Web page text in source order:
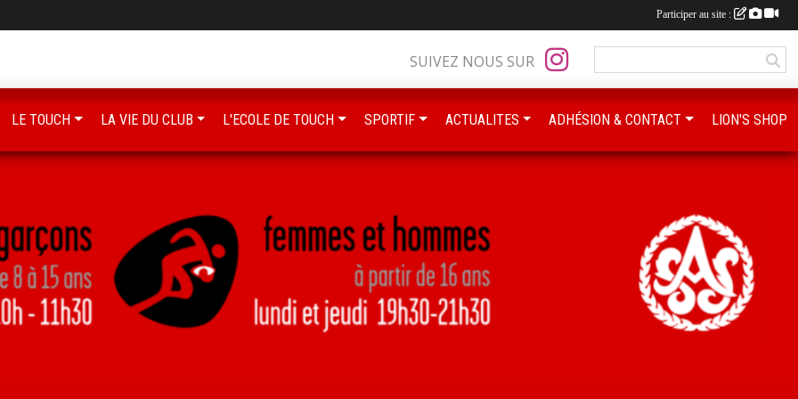
SUIVEZ NOUS SUR
LE TOUCH LA VIE DU CLUB L'ECOLE DE TOUCH SPORTIF ACTUALITES ADHÉSION & CONTACT LION'S SHOP
Participer au site :